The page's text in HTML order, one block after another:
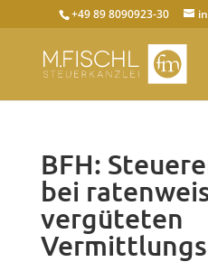
+49 89 8090923-30
BFH:
bei
vergüteten